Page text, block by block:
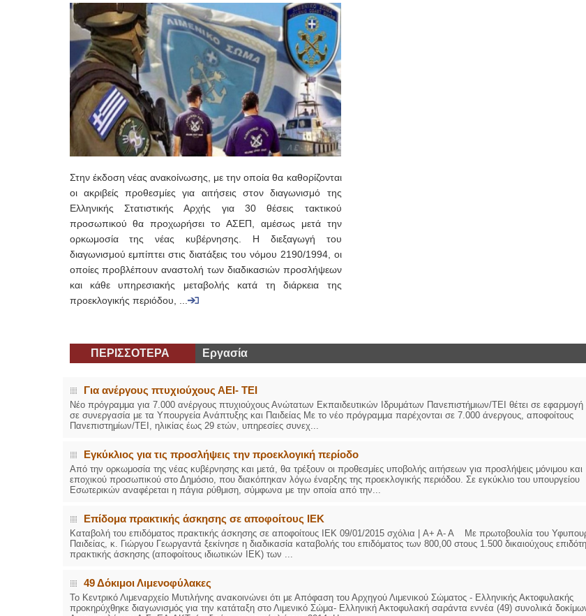
Στην έκδοση νέας ανακοίνωσης, με την οποία θα καθορίζονται
οι ακριβείς προθεσμίες για αιτήσεις στον διαγωνισμό της
Ελληνικής Στατιστικής Αρχής για 30 θέσεις τακτικού
προσωπικού θα προχωρήσει το ΑΣΕΠ, αμέσως μετά την
ορκωμοσία της νέας κυβέρνησης. Η διεξαγωγή του
διαγωνισμού εμπίπτει στις διατάξεις του νόμου 2190/1994, οι
οποίες προβλέπουν αναστολή των διαδικασιών προσλήψεων
και κάθε υπηρεσιακής μεταβολής κατά τη διάρκεια της
προεκλογικής περιόδου, ...
ΠΕΡΙΣΣΟΤΕΡΑ Εργασία
Για ανέργους πτυχιούχους ΑΕΙ- ΤΕΙ
Νέο πρόγραμμα για 7.000 ανέργους πτυχιούχους Ανώτατων Εκπαιδευτικών Ιδρυμάτων Πανεπιστήμιων/ΤΕΙ θέτει σε
σε συνεργασία με τα Υπουργεία Ανάπτυξης και Παιδείας Με το νέο πρόγραμμα παρέχονται σε 7.000 άνεργους, αποφοίτους
Πανεπιστημίων/ΤΕΙ, ηλικίας έως 29 ετών, υπηρεσίες συνεχ...
Εγκύκλιος για τις προσλήψεις την προεκλογική περίοδο
Από την ορκωμοσία της νέας κυβέρνησης και μετά, θα τρέξουν οι προθεσμίες υποβολής αιτήσεων για προσλήψεις μόνιμου και
εποχικού προσωπικού στο Δημόσιο, που διακόπηκαν λόγω έναρξης της προεκλογικής περιόδου. Σε εγκύκλιο του υπουργείου
Εσωτερικών αναφέρεται η πάγια ρύθμιση, σύμφωνα με την οποία από την...
Επίδομα πρακτικής άσκησης σε αποφοίτους ΙΕΚ
Καταβολή του επιδόματος πρακτικής άσκησης σε αποφοίτους ΙΕΚ 09/01/2015 σχόλια | A+ A- A Με πρωτοβουλία του
Παιδείας, κ. Γιώργου Γεωργαντά ξεκίνησε η διαδικασία καταβολής του επιδόματος των 800,00 στους 1.500 δικαιούχους
πρακτικής άσκησης (αποφοίτους ιδιωτικών ΙΕΚ) των ...
49 Δόκιμοι Λιμενοφύλακες
Το Κεντρικό Λιμεναρχείο Μυτιλήνης ανακοινώνει ότι με Απόφαση του Αρχηγού Λιμενικού Σώματος - Ελληνικής Ακτοφυλακής
προκηρύχθηκε διαγωνισμός για την κατάταξη στο Λιμενικό Σώμα- Ελληνική Ακτοφυλακή σαράντα εννέα (49) συνολικά
Πανεπιστημίου
Καλλιπόλεως 3,Νέα
Χειρουργός
Διπλωματούχος
Πάρνηθας 95-97
2102467085 &